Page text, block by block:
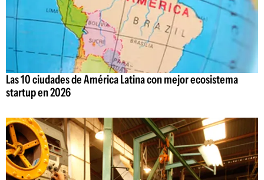
Las 10 ciudades de América Latina con mejor ecosistema
startup en 2026